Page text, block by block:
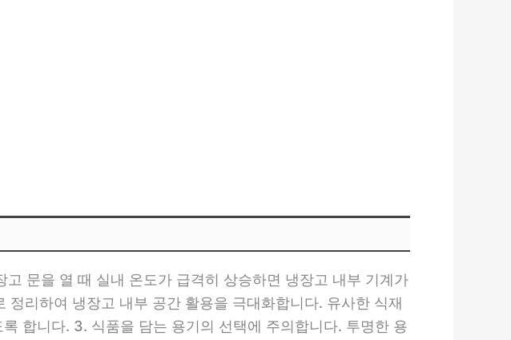
문을 열 때 실내 온도가 급격히 상승하면 냉장고 내부 기계가
리하여 냉장고 내부 공간 활용을 극대화합니다. 유사한 식재
합니다. 3. 식품을 담는 용기의 선택에 주의합니다. 투명한 용